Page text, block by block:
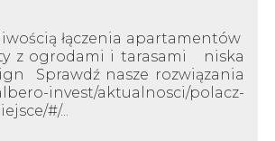
łączenia apartamentów
z ogrodami i tarasami niska
Sprawdź nasze rozwiązania
invest/aktualnosci/polacz-
#/...